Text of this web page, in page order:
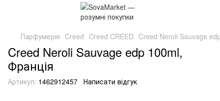
Парфумерія Creed Creed CREED Creed Neroli Sauvage
Creed Neroli Sauvage edp 100ml,
Франція
Артикул: 1462912457 Написати відгук